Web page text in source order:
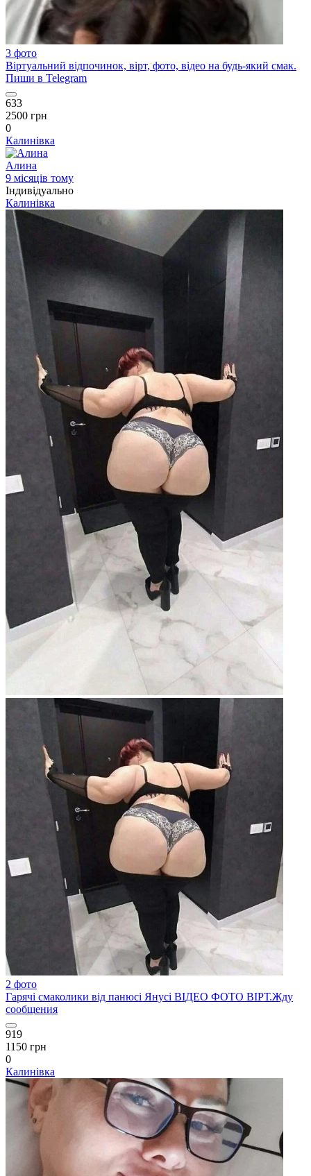
3 фото
Віртуальний відпочинок, вірт, фото, відео на будь-який смак.
Пиши в Telegram
633
2500 грн
0
Калинівка
Алина
9 місяців тому
Індивідуально
Калинівка
2 фото
Гарячі смаколики від панюсі Янусі ВІДЕО ФОТО ВІРТ.Жду
сообщения
919
1150 грн
0
Калинівка